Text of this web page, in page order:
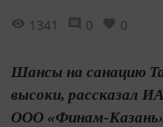
1341 0 0
Шансы на санацию
высоки, рассказал
ООО «Финам-